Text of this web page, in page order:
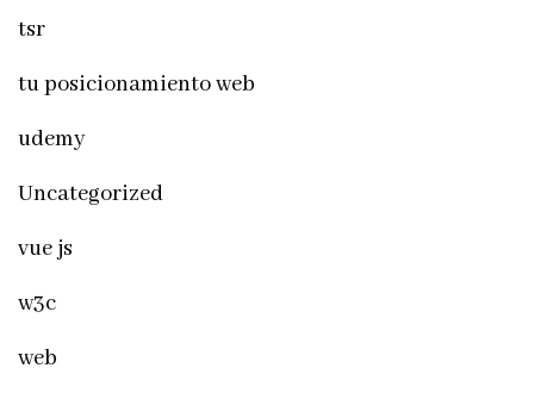
tsr
tu posicionamiento web
udemy
Uncategorized
vue js
w3c
web